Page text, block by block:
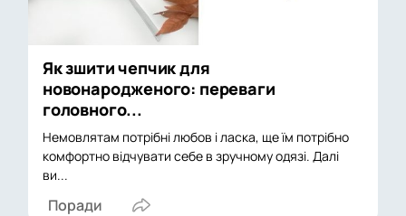
Як зшити чепчик для
новонародженого: переваги
головного...
Немовлятам потрібні любов і ласка, ще їм потрібно
комфортно відчувати себе в зручному одязі. Далі
ви...
Поради